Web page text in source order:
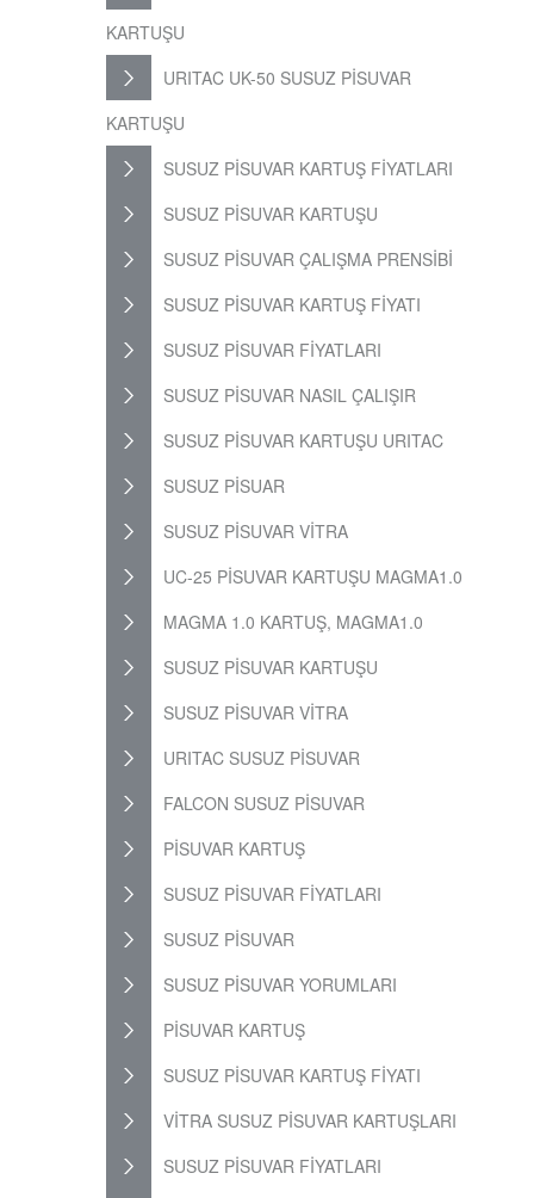
KARTUŞU
URITAC UK-50 SUSUZ PİSUVAR
KARTUŞU
SUSUZ PİSUVAR KARTUŞ FİYATLARI
SUSUZ PİSUVAR KARTUŞU
SUSUZ PİSUVAR ÇALIŞMA PRENSİBİ
SUSUZ PİSUVAR KARTUŞ FİYATI
SUSUZ PİSUVAR FİYATLARI
SUSUZ PİSUVAR NASIL ÇALIŞIR
SUSUZ PİSUVAR KARTUŞU URITAC
SUSUZ PİSUAR
SUSUZ PİSUVAR VİTRA
UC-25 PİSUVAR KARTUŞU MAGMA1.0
MAGMA 1.0 KARTUŞ, MAGMA1.0
SUSUZ PİSUVAR KARTUŞU
SUSUZ PİSUVAR VİTRA
URITAC SUSUZ PİSUVAR
FALCON SUSUZ PİSUVAR
PİSUVAR KARTUŞ
SUSUZ PİSUVAR FİYATLARI
SUSUZ PİSUVAR
SUSUZ PİSUVAR YORUMLARI
PİSUVAR KARTUŞ
SUSUZ PİSUVAR KARTUŞ FİYATI
VİTRA SUSUZ PİSUVAR KARTUŞLARI
SUSUZ PİSUVAR FİYATLARI